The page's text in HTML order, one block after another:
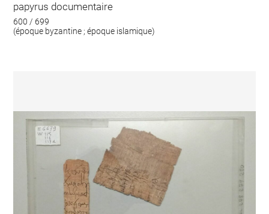
papyrus documentaire
600 / 699
(époque byzantine ; époque islamique)